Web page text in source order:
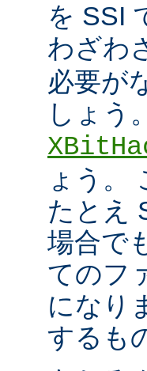
を SSI
わざわ
必要が
しょう
ょう。
たとえ
場合で
てのフ
になり
するも